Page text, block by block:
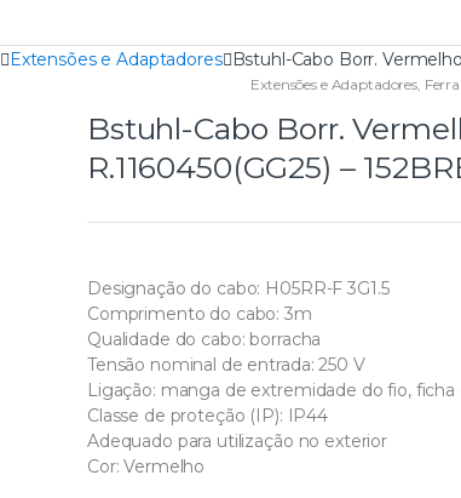
Extensões e Adaptadores Bstuhl-Cabo Borr.
Extensões e Adaptadores
Bstuhl-Cabo Borr.
R.1160450(GG25) –
Designação do cabo: H05RR-F 3G1.5
Comprimento do cabo: 3m
Qualidade do cabo: borracha
Tensão nominal de entrada: 250 V
Ligação: manga de extremidade do fio,
Classe de proteção (IP): IP44
Adequado para utilização no exterior
Cor: Vermelho